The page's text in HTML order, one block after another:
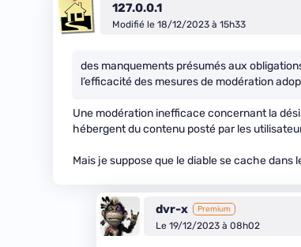
127.0.0.1
Modifié le 18/12/2023 à 15h33
des manquements présumés aux
l’efficacité des mesures de modération
Une modération inefficace concernant la
hébergent du contenu posté par les
Mais je suppose que le diable se cache
dvr-x Premium
Le 19/12/2023 à 08h02